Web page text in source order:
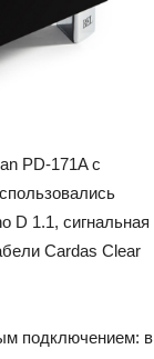
PD-171A с
D 1.1, сигнальная
Cardas Clear
подключением: в